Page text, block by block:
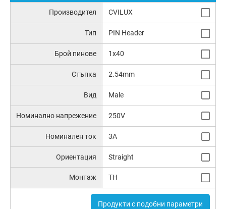
Производител CVILUX
Тип PIN Header
Брой пинове 1x40
Стъпка 2.54mm
Вид Male
Номинално напрежение 250V
Номинален ток 3A
Ориентация Straight
Монтаж TH
Продукти с подобни параметри